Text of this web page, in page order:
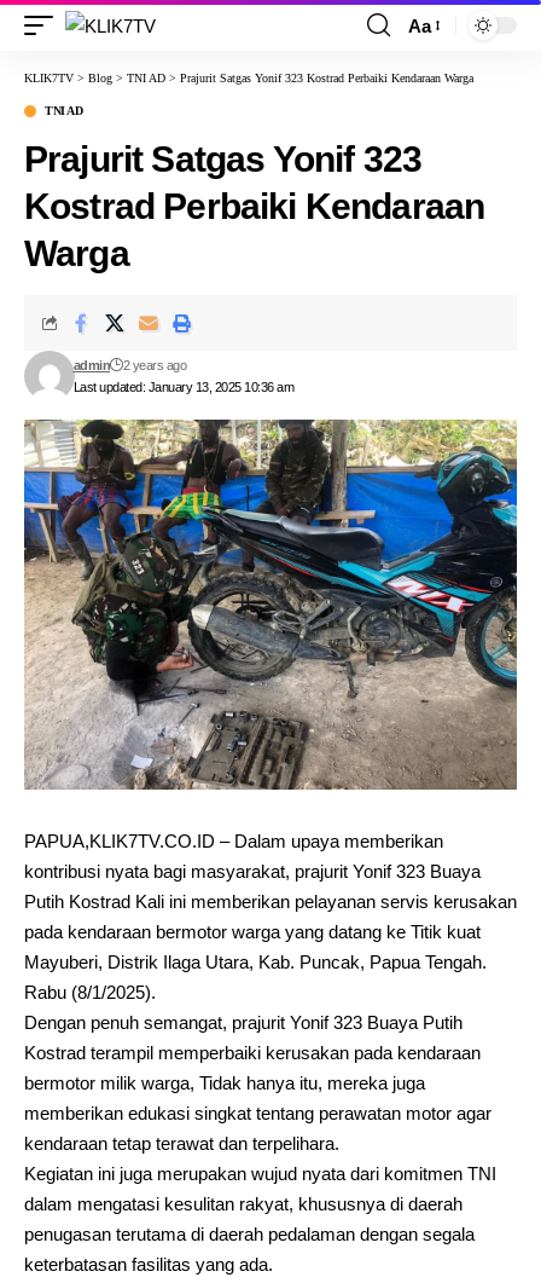
Aa
KLIK7TV > Blog > TNI AD > Prajurit Satgas Yonif 323 Kostrad Perbaiki Kendaraan Warga
TNI AD
Prajurit Satgas Yonif 323
Kostrad Perbaiki Kendaraan
Warga
Last updated: January 13, 2025 10:36 am
admin 2 years ago
PAPUA,KLIK7TV.CO.ID – Dalam upaya memberikan
kontribusi nyata bagi masyarakat, prajurit Yonif 323 Buaya
Putih Kostrad Kali ini memberikan pelayanan servis kerusakan
pada kendaraan bermotor warga yang datang ke Titik kuat
Mayuberi, Distrik Ilaga Utara, Kab. Puncak, Papua Tengah.
Rabu (8/1/2025).
Dengan penuh semangat, prajurit Yonif 323 Buaya Putih
Kostrad terampil memperbaiki kerusakan pada kendaraan
bermotor milik warga, Tidak hanya itu, mereka juga
memberikan edukasi singkat tentang perawatan motor agar
kendaraan tetap terawat dan terpelihara.
Kegiatan ini juga merupakan wujud nyata dari komitmen TNI
dalam mengatasi kesulitan rakyat, khususnya di daerah
penugasan terutama di daerah pedalaman dengan segala
keterbatasan fasilitas yang ada.